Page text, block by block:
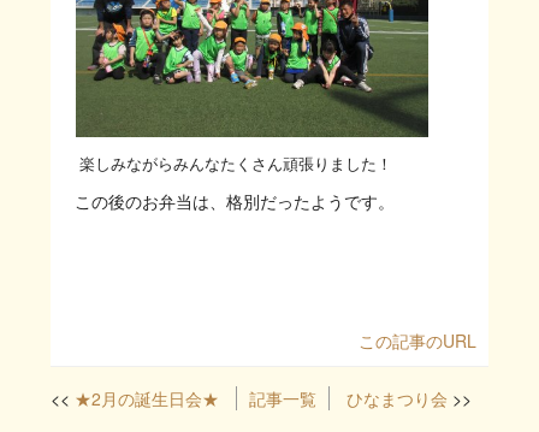
楽しみながらみんなたくさん頑張りました！
この後のお弁当は、格別だったようです。
この記事のURL
★2月の誕生日会★ 記事一覧 ひなまつり会